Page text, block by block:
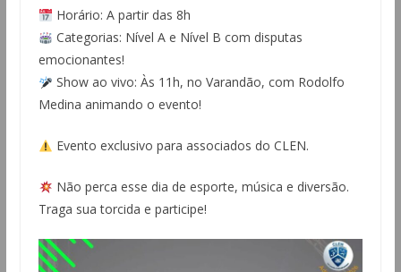
Horário: A partir das 8h
Categorias: Nível A e Nível B com disputas
emocionantes!
Show ao vivo: Às 11h, no Varandão, com Rodolfo
Medina animando o evento!
Evento exclusivo para associados do CLEN.
Não perca esse dia de esporte, música e diversão.
Traga sua torcida e participe!